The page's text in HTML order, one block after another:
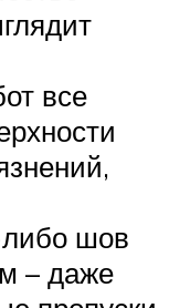
все
шов
– даже